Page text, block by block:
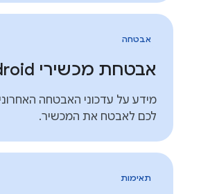
אבטחה
אבטחת מכשירי Android
מידע על עדכוני האבטחה
לכם לאבטח את המכשיר.
תאימות